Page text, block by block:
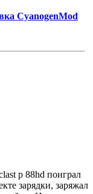
CyanogenMod
p 88hd поиграл
зарядки, заряжал